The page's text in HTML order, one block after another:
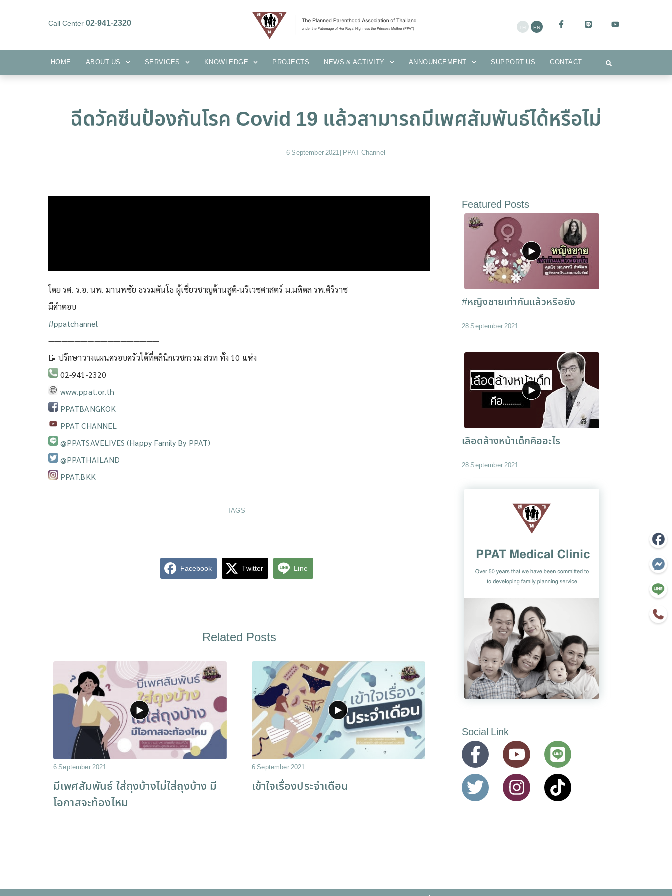
Call Center02-941-2320
HOME ABOUT US SERVICES KNOWLEDGE PROJECTS NEWS & ACTIVITY ANNOUNCEMENT SUPPORT US CONTACT
KNOWLEDGE PROJECTS
ฉีดวัคซีนป้องกันโรค Covid 19 แล้วสามารถมีเพศสัมพันธ์ได้หรือไม่
6 September 2021| PPAT Channel
โดย รศ. ร.อ. นพ. มานพชัย ธรรมคันโธ ผู้เชี่ยวชาญด้านสูติ-นรีเวชศาสตร์ ม.มหิดล รพ.ศิริราช
มีคำตอบ
#ppatchannel​
—————————————————
📝 ปรึกษาวางแผนครอบครัวได้ที่คลินิกเวชกรรม สวท ทั้ง 10 แห่ง
02-941-2320
www.ppat.or.th
PPATBANGKOK
PPAT CHANNEL
@PPATSAVELIVES (Happy Family By PPAT)
@PPATHAILAND
PPAT.BKK
TAGS
Facebook Twitter Line
Related Posts
6 September 2021
มีเพศสัมพันธ์ ใส่ถุงบ้างไม่ใส่ถุงบ้าง มี
โอกาสจะท้องไหม
6 September 2021
เข้าใจเรื่องประจำเดือน
Featured Posts
#หญิงชายเท่ากันแล้วหรือยัง
28 September 2021
เลือดล้างหน้าเด็กคืออะไร
28 September 2021
Social Link